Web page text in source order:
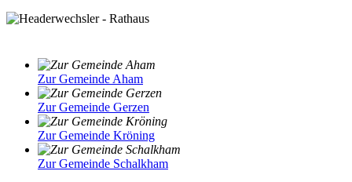
Zur Gemeinde Aham
Zur Gemeinde Gerzen
Zur Gemeinde Kröning
Zur Gemeinde Schalkham